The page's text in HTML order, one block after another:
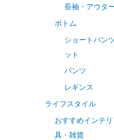
長袖・アウタ
ボトム
ショートパン
ット
パンツ
レギンス
ライフスタイル
おすすめインテ
具・雑貨